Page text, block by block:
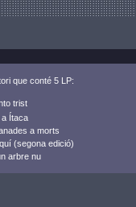
que conté 5 LP:
trist
a Ítaca
a morts
(segona edició)
arbre nu